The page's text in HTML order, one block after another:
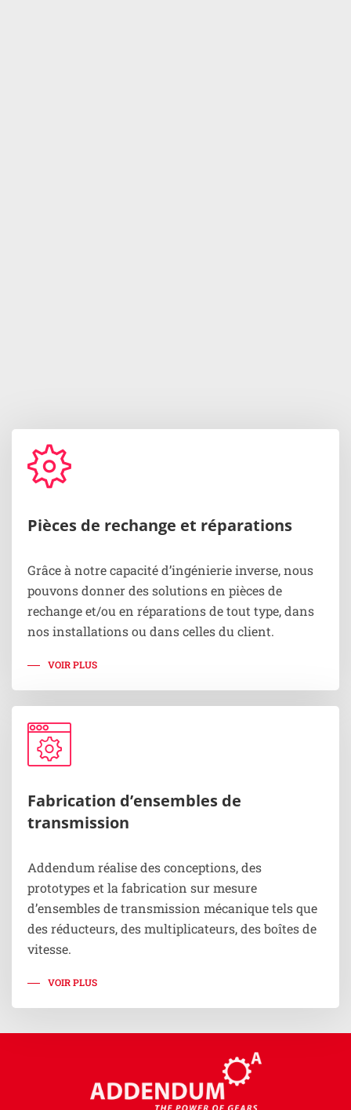
Pièces de rechange et réparations
Grâce à notre capacité d’ingénierie inverse, nous
pouvons donner des solutions en pièces de
rechange et/ou en réparations de tout type, dans
nos installations ou dans celles du client.
VOIR PLUS
Fabrication d’ensembles de
transmission
Addendum réalise des conceptions, des
prototypes et la fabrication sur mesure
d’ensembles de transmission mécanique tels que
des réducteurs, des multiplicateurs, des boîtes de
vitesse.
VOIR PLUS